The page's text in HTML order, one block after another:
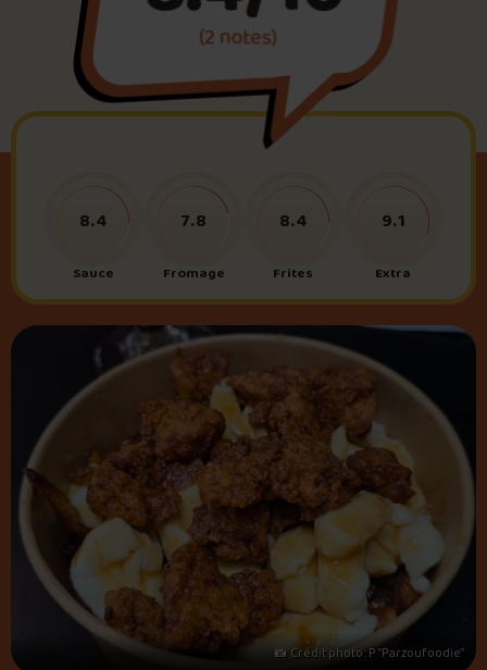
Foire aux questions
Me connecter
(2 notes)
Sauce
8.4
Fromage
7.8
Frites
8.4
Extra
9.1
📸 Crédit photo : P “Parzoufoodie”